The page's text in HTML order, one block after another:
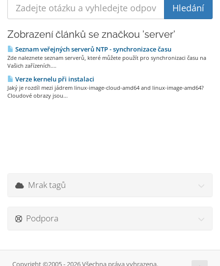
Zobrazení článků se značkou 'server'
Seznam veřejných serverů NTP - synchronizace času
Zde naleznete seznam serverů, které můžete použít pro synchronizaci času na
Vašich zařízeních....
Verze kernelu při instalaci
Jaký je rozdíl mezi jádrem linux-image-cloud-amd64 and linux-image-amd64?
Cloudové obrazy jsou...
Mrak tagů
Podpora
Copyright ©2005 - 2026 Všechna práva vyhrazena.